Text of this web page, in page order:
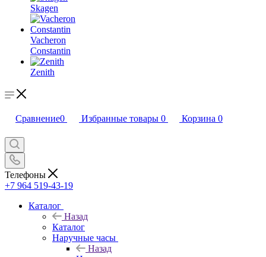
Skagen
Vacheron
Constantin
Zenith
Сравнение0 Избранные товары 0 Корзина 0
Телефоны
+7 964 519-43-19
Каталог
Назад
Каталог
Наручные часы
Назад